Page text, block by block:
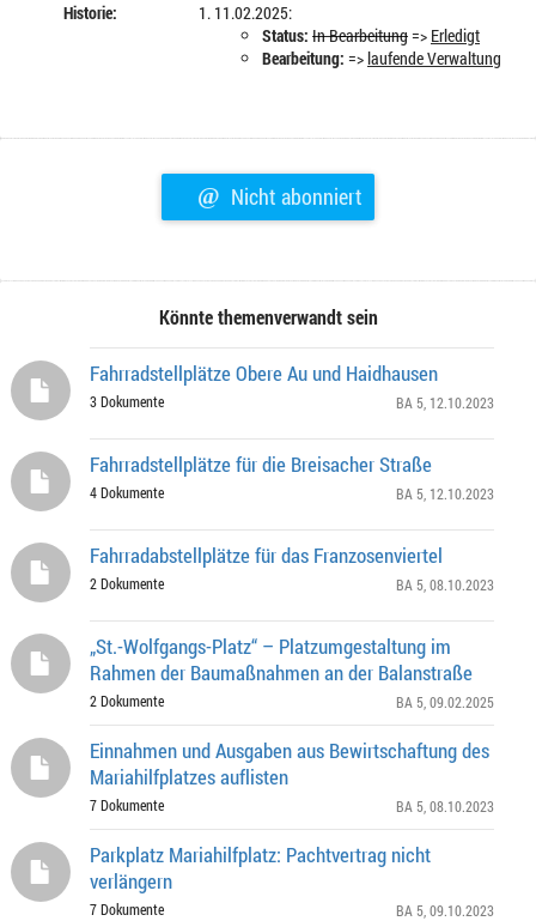
Historie:
11.02.2025:
Status: In Bearbeitung=> Erledigt
Bearbeitung: =>laufende Verwaltung
@ Nicht abonniert
Könnte themenverwandt sein
Fahrradstellplätze Obere Au und Haidhausen
3 Dokumente BA 5 , 12.10.2023
Fahrradstellplätze für die Breisacher Straße
4 Dokumente BA 5 , 12.10.2023
Fahrradabstellplätze für das Franzosenviertel
2 Dokumente BA 5 , 08.10.2023
„St.-Wolfgangs-Platz“ – Platzumgestaltung im
Rahmen der Baumaßnahmen an der Balanstraße
2 Dokumente BA 5 , 09.02.2025
Einnahmen und Ausgaben aus Bewirtschaftung des
Mariahilfplatzes auflisten
7 Dokumente BA 5 , 08.10.2023
Parkplatz Mariahilfplatz: Pachtvertrag nicht
verlängern
7 Dokumente BA 5 , 09.10.2023